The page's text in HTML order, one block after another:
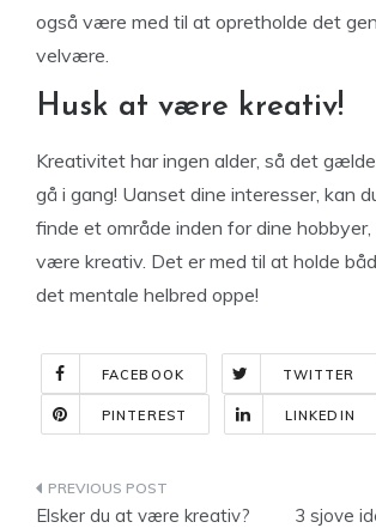
også være med til at opretholde det
velvære.
Husk at være kreativ!
Kreativitet har ingen alder, så det
gå i gang! Uanset dine interesser, kan
finde et område inden for dine hobbyer,
være kreativ. Det er med til at holde
det mentale helbred oppe!
FACEBOOK TWITTER
PINTEREST LINKEDIN
Indlægsnavigation
Elsker du at være kreativ?
3 sjove